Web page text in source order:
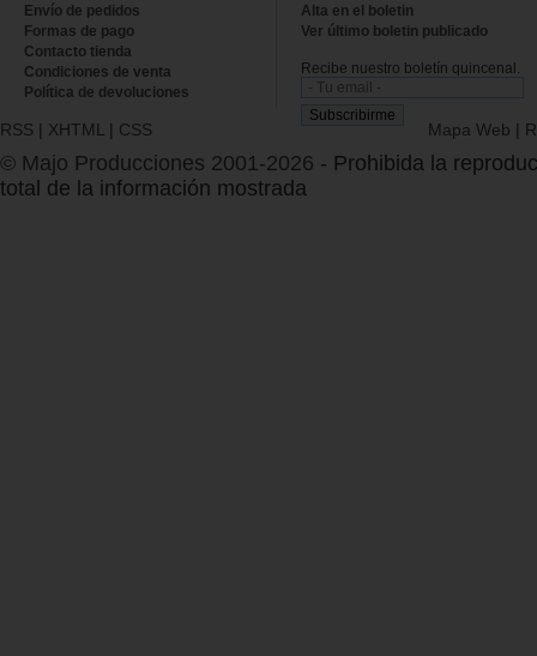
Envío de pedidos
Formas de pago
Contacto tienda
Condiciones de venta
Política de devoluciones
Alta en el boletin
Ver último boletin publicado
Recibe nuestro boletín quincenal.
RSS | XHTML | CSS Mapa Web |
© Majo Producciones 2001-2026 - Prohibida la
total de la información mostrada